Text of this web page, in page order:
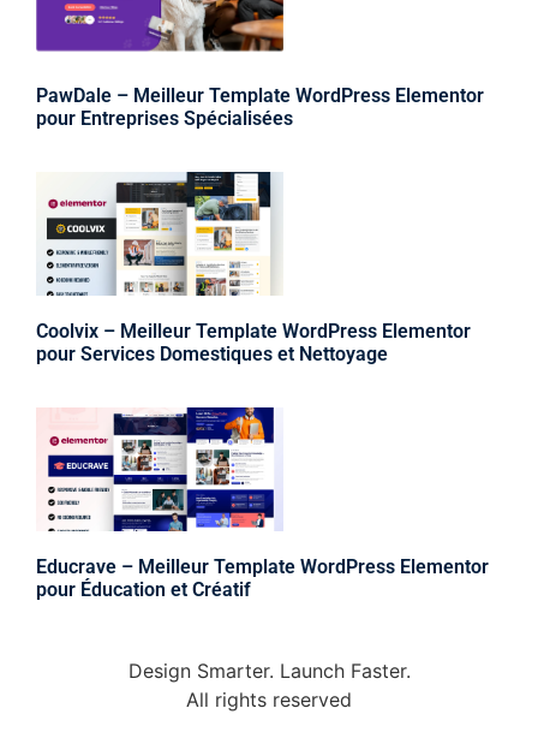
PawDale – Meilleur Template WordPress Elementor
pour Entreprises Spécialisées
Coolvix – Meilleur Template WordPress Elementor
pour Services Domestiques et Nettoyage
Educrave – Meilleur Template WordPress Elementor
pour Éducation et Créatif
Design Smarter. Launch Faster.
All rights reserved